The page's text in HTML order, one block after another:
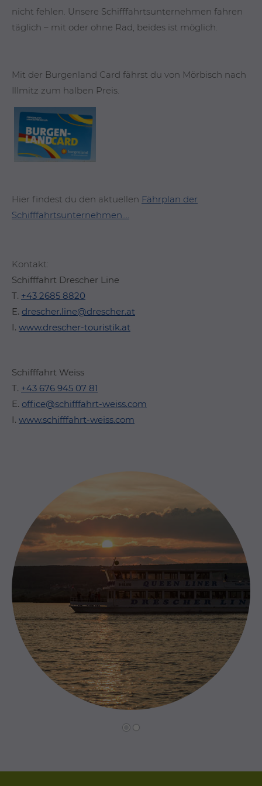
nicht fehlen. Unsere Schifffahrtsunternehmen fahren
täglich – mit oder ohne Rad, beides ist möglich.
Mit der Burgenland Card fährst du von Mörbisch nach
Illmitz zum halben Preis.
Hier findest du den aktuellen Fährplan der
Schifffahrtsunternehmen....
Kontakt:
Schifffahrt Drescher Line
T. +43 2685 8820
E. drescher.line@drescher.at
I. www.drescher-touristik.at
Schifffahrt Weiss
T. +43 676 945 07 81
E. office@schifffahrt-weiss.com
I. www.schifffahrt-weiss.com
Vorwärts